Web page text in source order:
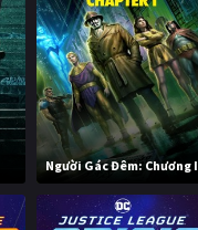
Người Gác Đêm: Chương I